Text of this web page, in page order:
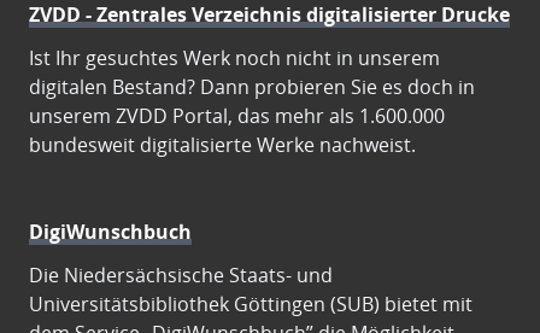
ZVDD - Zentrales Verzeichnis digitalisierter Drucke
Ist Ihr gesuchtes Werk noch nicht in unserem
digitalen Bestand? Dann probieren Sie es doch in
unserem ZVDD Portal, das mehr als 1.600.000
bundesweit digitalisierte Werke nachweist.
DigiWunschbuch
Die Niedersächsische Staats- und
Universitätsbibliothek Göttingen (SUB) bietet mit